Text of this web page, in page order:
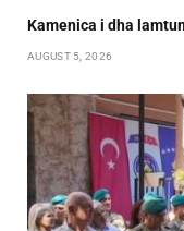
Kamenica i dha
AUGUST 5, 2026